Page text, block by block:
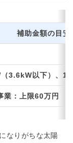
補助金額の目安
3.6kW以下）、
業：上限60万円
なりがちな太陽